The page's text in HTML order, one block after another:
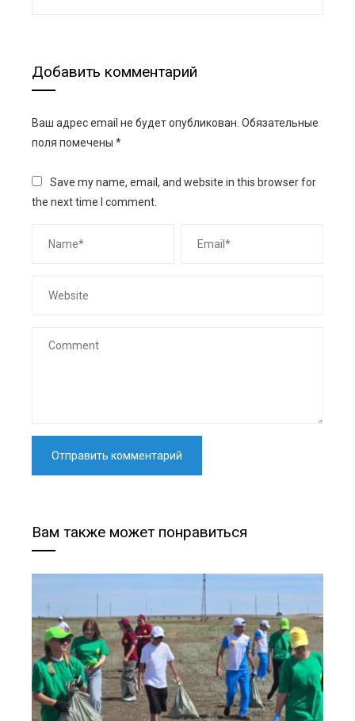
Добавить комментарий
Ваш адрес email не будет опубликован. Обязательные
поля помечены *
Save my name, email, and website in this browser for
the next time I comment.
Вам также может понравиться